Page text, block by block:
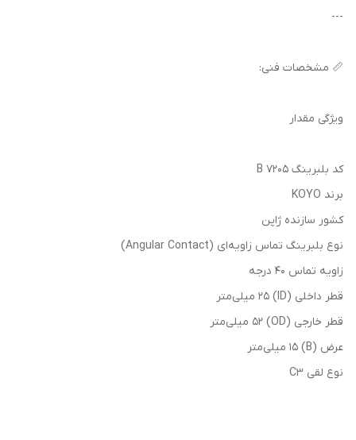
---
📏 مشخصات فنی:
ویژگی مقدار
کد بلبرینگ 7205 B
برند KOYO
کشور سازنده ژاپن
نوع بلبرینگ تماس زاویه‌ای (Angular Contact)
زاویه تماس 40 درجه
قطر داخلی (ID) 25 میلی‌متر
قطر خارجی (OD) 52 میلی‌متر
عرض (B) 15 میلی‌متر
نوع لقی C3